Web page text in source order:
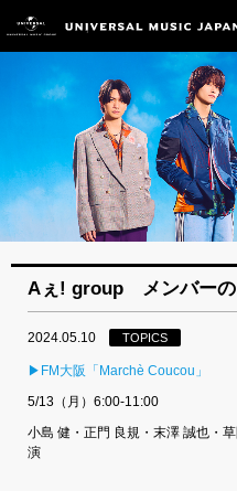
Aぇ! group メンバーの
2024.05.10 TOPICS
▶FM大阪「Marchè Coucou」
5/13（月）6:00-11:00
小島 健・正門 良規・末澤 誠也・
演